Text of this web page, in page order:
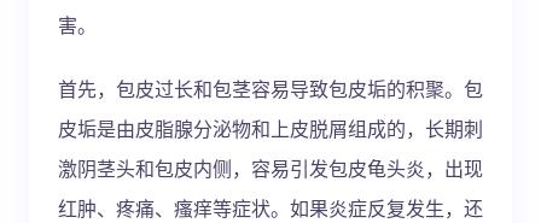
害。
首先，包皮过长和包茎容易导致包皮垢的积聚。包
皮垢是由皮脂腺分泌物和上皮脱屑组成的，长期刺
激阴茎头和包皮内侧，容易引发包皮龟头炎，出现
红肿、疼痛、瘙痒等症状。如果炎症反复发生，还